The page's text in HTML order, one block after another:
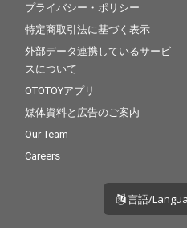
プライバシー・ポリシー
特定商取引法に基づく表示
外部データ連携しているサービ
スについて
OTOTOYアプリ
媒体資料と広告のご案内
Our Team
Careers
言語/